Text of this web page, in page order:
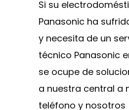
Si su
Panasonic ha
y necesita de un
técnico Panasonic
se ocupe de
a nuestra central a
teléfono y nosotros